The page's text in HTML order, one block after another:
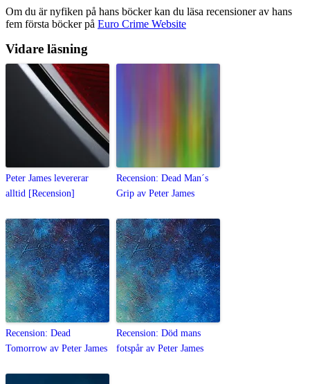
Om du är nyfiken på hans böcker kan du läsa recensioner av hans
fem första böcker på Euro Crime Website
Vidare läsning
Peter James levererar
alltid [Recension]
Recension: Dead Man´s
Grip av Peter James
Recension: Dead
Tomorrow av Peter James
Recension: Död mans
fotspår av Peter James